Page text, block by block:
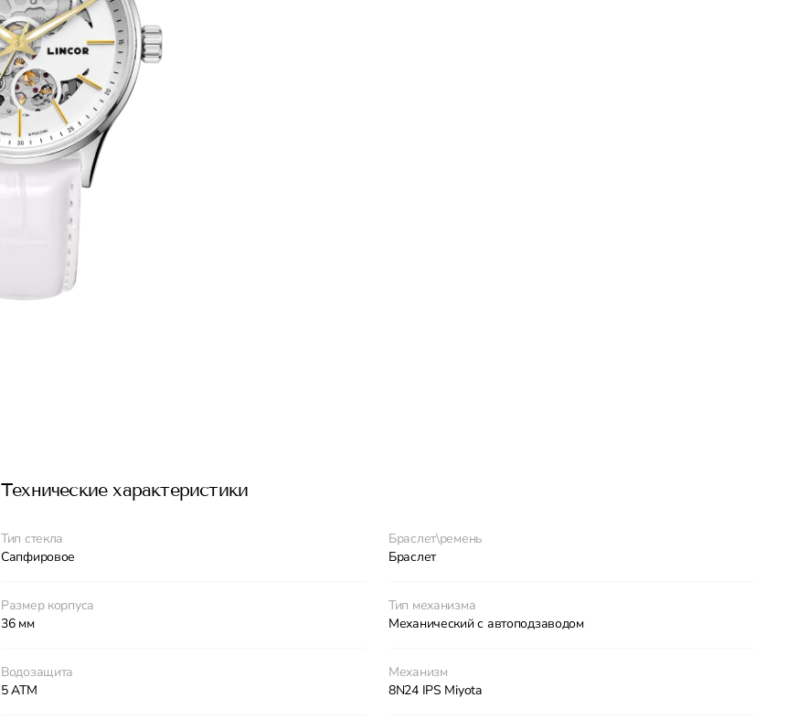
Технические характеристики
Тип стекла
Сапфировое
Браслет\ремень
Браслет
Размер корпуса
36 мм
Тип механизма
Механический с автоподзаводом
Водозащита
5 АТМ
Механизм
8N24 IPS Miyota